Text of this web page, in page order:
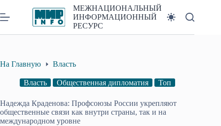
к
сути
МЕЖНАЦИОНАЛЬНЫЙ
ИНФОРМАЦИОННЫЙ
РЕСУРС
На Главную Власть
Власть Общественная дипломатия Топ
Надежда Краденова: Профсоюзы России укрепляют
общественные связи как внутри страны, так и на
международном уровне